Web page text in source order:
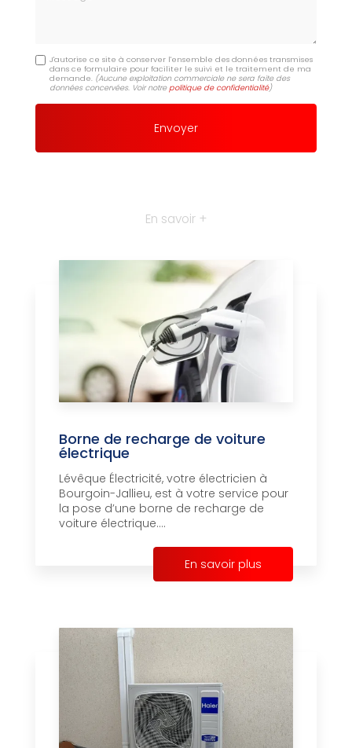
J'autorise ce site à conserver l'ensemble des données transmises
dans ce formulaire pour faciliter le suivi et le traitement de ma
demande. (Aucune exploitation commerciale ne sera faite des
données concervées. Voir notre politique de confidentialité)
En savoir +
Borne de recharge de voiture
électrique
Lévêque Électricité, votre électricien à
Bourgoin-Jallieu, est à votre service pour
la pose d’une borne de recharge de
voiture électrique....
En savoir plus